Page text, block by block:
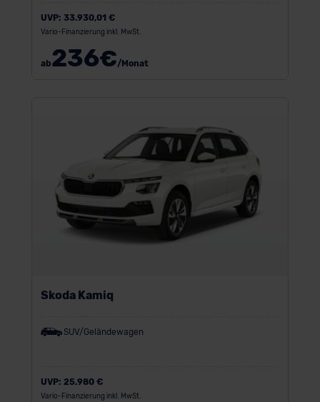
UVP: 33.930,01 €
Vario-Finanzierung inkl. MwSt.
ab236€/Monat
Skoda Kamiq
SUV/Geländewagen
UVP: 25.980 €
Vario-Finanzierung inkl. MwSt.